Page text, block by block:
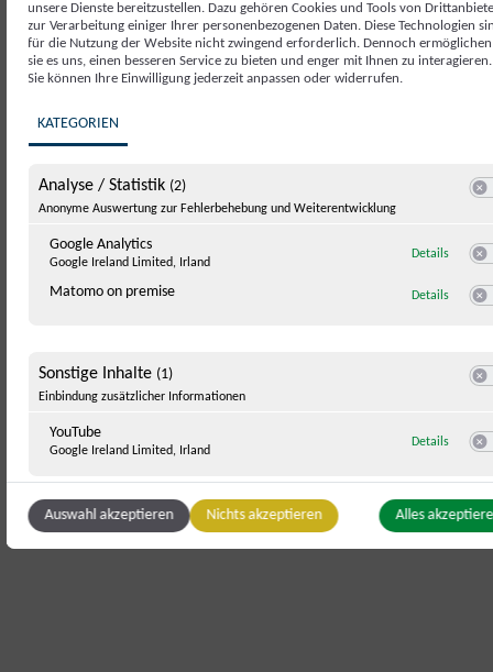
unsere Dienste bereitzustellen. Dazu gehören Cookies und Tools von
zur Verarbeitung einiger Ihrer personenbezogenen Daten. Diese Technologien
für die Nutzung der Website nicht zwingend erforderlich. Dennoch ermöglichen
sie es uns, einen besseren Service zu bieten und enger mit Ihnen zu interagieren.
Sie können Ihre Einwilligung jederzeit anpassen oder widerrufen.
KATEGORIEN
Analyse / Statistik (2)
Anonyme Auswertung zur Fehlerbehebung und Weiterentwicklung
Google Analytics
Google Ireland Limited, Irland
Details zu
Matomo on premise
Details zu
Sonstige Inhalte (1)
Einbindung zusätzlicher Informationen
YouTube
Google Ireland Limited, Irland
Details zu
Auswahl akzeptieren Nichts akzeptieren Alles